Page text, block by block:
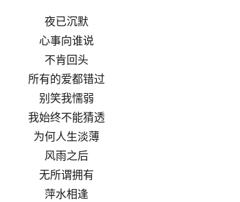
夜已沉默
心事向谁说
不肯回头
所有的爱都错过
别笑我懦弱
我始终不能猜透
为何人生淡薄
风雨之后
无所谓拥有
萍水相逢